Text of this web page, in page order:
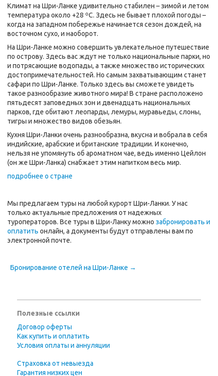
Климат на Шри-Ланке удивительно стабилен – зимой и летом
температура около +28 ºC. Здесь не бывает плохой погоды –
когда на западном побережье начинается сезон дождей, на
восточном сухо, и наоборот.
На Шри-Ланке можно совершить увлекательное путешествие
по острову. Здесь вас ждут не только национальные парки, но
и потрясающие водопады, а также множество исторических
достопримечательностей. Но самым захватывающим станет
сафари по Шри-Ланке. Только здесь вы сможете увидеть
такое разнообразие животного мира! В стране расположено
пятьдесят заповедных зон и двенадцать национальных
парков, где обитают леопарды, лемуры, муравьеды, слоны,
тигры и множество видов обезьян.
Кухня Шри-Ланки очень разнообразна, вкусна и вобрала в себя
индийские, арабские и британские традиции. И конечно,
нельзя не упомянуть об ароматном чае, ведь именно Цейлон
(он же Шри-Ланка) снабжает этим напитком весь мир.
подробнее о стране
Мы предлагаем туры на любой курорт Шри-Ланки. У нас
только актуальные предложения от надежных
туроператоров. Все туры в Шри-Ланку можно забронировать и
оплатить онлайн, а документы будут отправлены вам по
электронной почте.
Бронирование отелей на Шри-Ланке →
Полезные ссылки
Договор оферты
Как купить и оплатить
Условия оплаты и аннуляции
Страховка от невыезда
Гарантия низких цен